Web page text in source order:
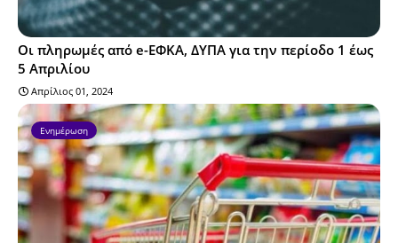
Οι πληρωμές από e-ΕΦΚΑ, ΔΥΠΑ για την περίοδο 1 έως
5 Απριλίου
Απρίλιος 01, 2024
Ενημέρωση